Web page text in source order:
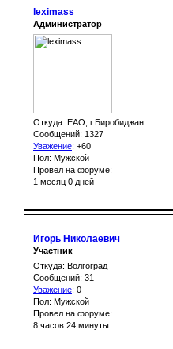
leximass
Администратор
Откуда: ЕАО, г.Биробиджан
Сообщений: 1327
Уважение: +60
Пол: Мужской
Провел на форуме:
1 месяц 0 дней
Игорь Николаевич
Участник
Откуда: Волгоград
Сообщений: 31
Уважение: 0
Пол: Мужской
Провел на форуме:
8 часов 24 минуты